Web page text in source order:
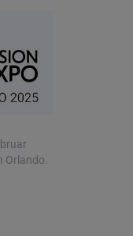
Orlando.